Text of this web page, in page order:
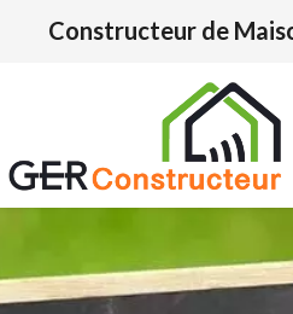
Constructeur de